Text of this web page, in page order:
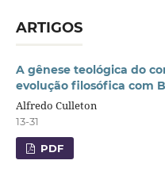
ARTIGOS
A gênese teológica do
evolução filosófica com
Alfredo Culleton
13-31
PDF